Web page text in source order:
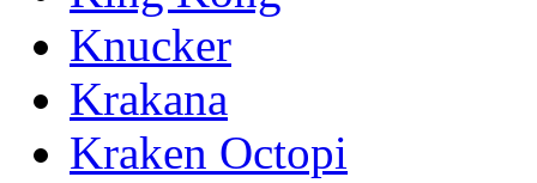
Knucker
Krakana
Kraken Octopi